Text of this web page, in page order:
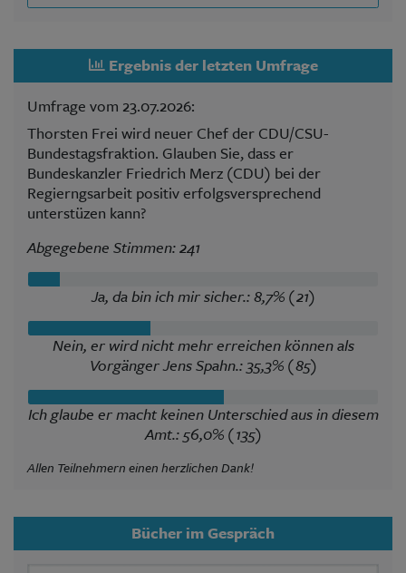
Ergebnis der letzten Umfrage
Umfrage vom 23.07.2026:
Thorsten Frei wird neuer Chef der CDU/CSU-
Bundestagsfraktion. Glauben Sie, dass er
Bundeskanzler Friedrich Merz (CDU) bei der
Regierngsarbeit positiv erfolgsversprechend
unterstüzen kann?
Abgegebene Stimmen: 241
Ja, da bin ich mir sicher.: 8,7% (21)
Nein, er wird nicht mehr erreichen können als
Vorgänger Jens Spahn.: 35,3% (85)
Ich glaube er macht keinen Unterschied aus in diesem
Amt.: 56,0% (135)
Allen Teilnehmern einen herzlichen Dank!
Bücher im Gespräch